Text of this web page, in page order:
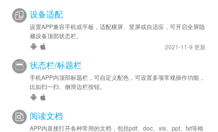
设备适配
设置APP兼容手机或平板，适配横屏、竖屏或自适应，可开启全屏隐
藏设备顶部状态栏。
2021-11-9 更新
状态栏/标题栏
手机APP内顶部标题栏，可自定义配色，可设置多项常规操作功能，
比如扫一扫、侧滑边栏按钮。
阅读文档
APP内直接打开各种常用的文档，包括pdf、doc、xls、ppt、txt等格